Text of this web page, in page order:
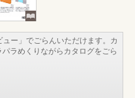
ー」でごらんいただけます。カ
ラめくりながらカタログをごら